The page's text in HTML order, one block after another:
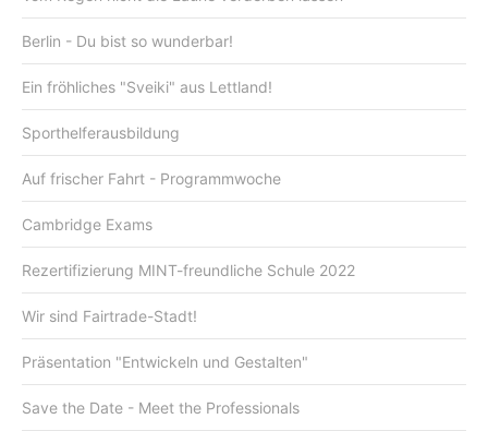
Berlin - Du bist so wunderbar!
Ein fröhliches "Sveiki" aus Lettland!
Sporthelferausbildung
Auf frischer Fahrt - Programmwoche
Cambridge Exams
Rezertifizierung MINT-freundliche Schule 2022
Wir sind Fairtrade-Stadt!
Präsentation "Entwickeln und Gestalten"
Save the Date - Meet the Professionals